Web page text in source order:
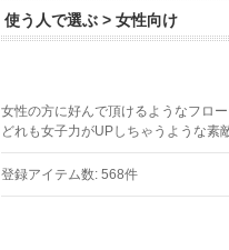
使う人で選ぶ > 女性向け
女性の方に好んで頂けるようなフロ
どれも女子力がUPしちゃうような素
登録アイテム数: 568件